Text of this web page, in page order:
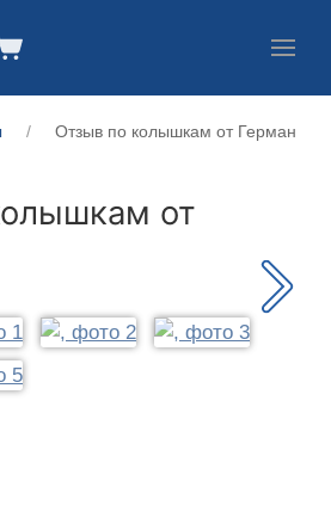
Отзыв по колышкам от Герман
от